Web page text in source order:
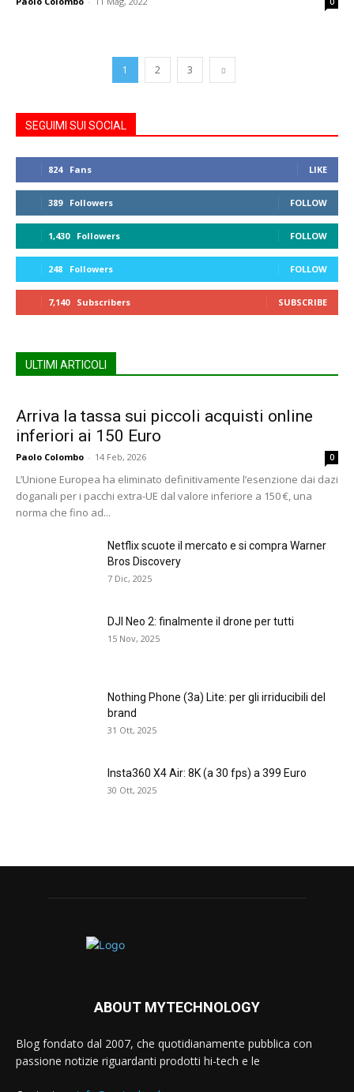
1 2 3
SEGUIMI SUI SOCIAL
824 Fans LIKE
389 Followers FOLLOW
1,430 Followers FOLLOW
248 Followers FOLLOW
7,140 Subscribers SUBSCRIBE
ULTIMI ARTICOLI
Arriva la tassa sui piccoli acquisti online
inferiori ai 150 Euro
Paolo Colombo - 14 Feb, 2026 0
L’Unione Europea ha eliminato definitivamente l’esenzione dai dazi
doganali per i pacchi extra-UE dal valore inferiore a 150 €, una
norma che fino ad...
Netflix scuote il mercato e si compra Warner
Bros Discovery
7 Dic, 2025
DJI Neo 2: finalmente il drone per tutti
15 Nov, 2025
Nothing Phone (3a) Lite: per gli irriducibili del
brand
31 Ott, 2025
Insta360 X4 Air: 8K (a 30 fps) a 399 Euro
30 Ott, 2025
ABOUT MYTECHNOLOGY
Blog fondato dal 2007, che quotidianamente pubblica con
passione notizie riguardanti prodotti hi-tech e le